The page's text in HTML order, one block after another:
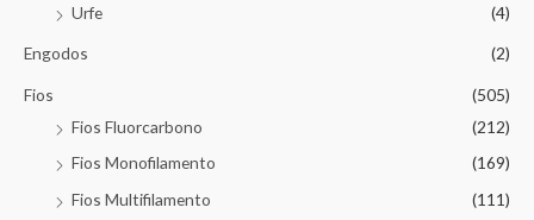
Urfe
(4)
Engodos (2)
Fios
(505)
Fios Fluorcarbono
(212)
Fios Monofilamento
(169)
Fios Multifilamento
(111)